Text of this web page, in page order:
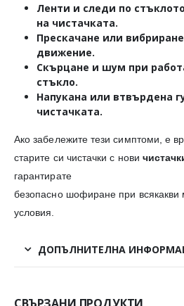
Ленти и следи по
на чистачката.
Прескачане или вибриране
движение.
Скърцане и шум при
стъкло.
Напукана или втвърдена
чистачката.
Ако забележите тези симптоми, е
старите си чистачки с нови
гарантирате
безопасно шофиране при всякакви
условия.
ДОПЪЛНИТЕЛНА